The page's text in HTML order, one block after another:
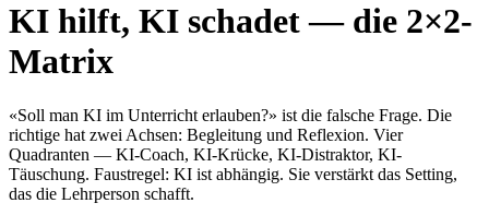
KI hilft, KI schadet — die 2×2-
Matrix
«Soll man KI im Unterricht erlauben?» ist die falsche Frage. Die
richtige hat zwei Achsen: Begleitung und Reflexion. Vier
Quadranten — KI-Coach, KI-Krücke, KI-Distraktor, KI-
Täuschung. Faustregel: KI ist abhängig. Sie verstärkt das Setting,
das die Lehrperson schafft.